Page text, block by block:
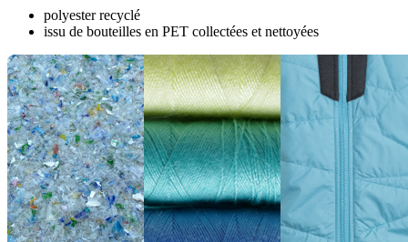
polyester recyclé
issu de bouteilles en PET collectées et nettoyées